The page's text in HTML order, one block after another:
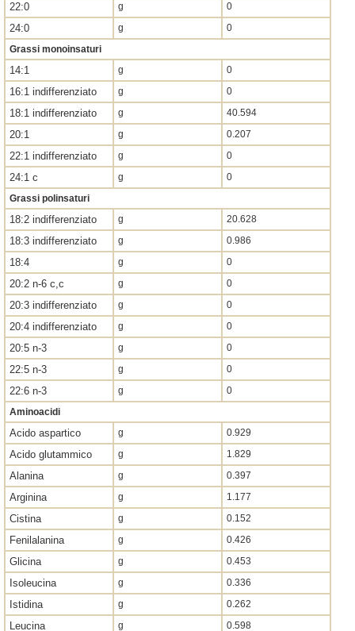
22:0 g 0
24:0 g
0
Grassi monoinsaturi
14:1 g 0
16:1 indifferenziato g 0
18:1 indifferenziato g 40.594
20:1 g 0.207
22:1 indifferenziato g 0
24:1 c g
0
Grassi polinsaturi
18:2 indifferenziato g 20.628
18:3 indifferenziato g 0.986
18:4 g 0
20:2 n-6 c,c g 0
20:3 indifferenziato g 0
20:4 indifferenziato g 0
20:5 n-3 g 0
22:5 n-3 g 0
22:6 n-3 g
0
Aminoacidi
Acido aspartico g 0.929
Acido glutammico g 1.829
Alanina g 0.397
Arginina g 1.177
Cistina g 0.152
Fenilalanina g 0.426
Glicina g 0.453
Isoleucina g 0.336
Istidina g 0.262
Leucina g 0.598